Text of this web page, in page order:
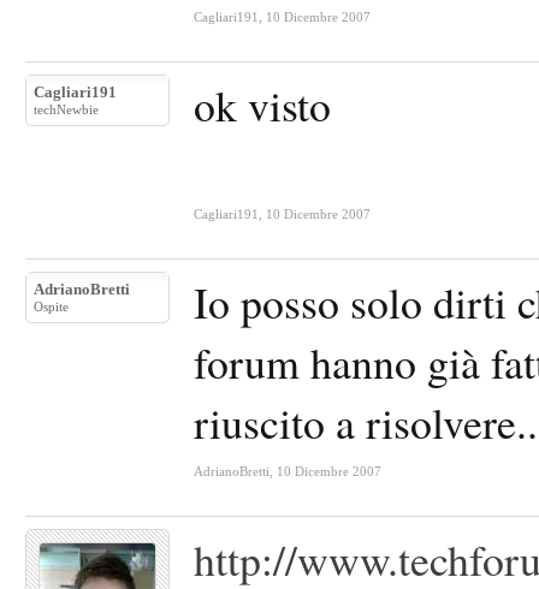
Cagliari191 10 Dicembre 2007
Cagliari191
techNewbie ok visto
Cagliari191 10 Dicembre 2007
AdrianoBretti
Ospite
Io posso solo dirti
forum hanno già
riuscito a
AdrianoBretti 10 Dicembre 2007
http://